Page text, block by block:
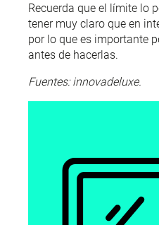
Recuerda que el límite lo
tener muy claro que en
por lo que es importante
antes de hacerlas.
Fuentes: innovadeluxe.